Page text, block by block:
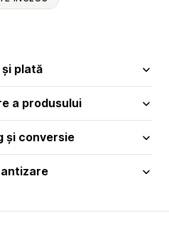
și plată
a produsului
și conversie